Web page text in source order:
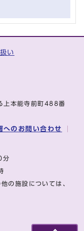
い
本能寺前町488番
へのお問い合わせ
分
時
の施設については、